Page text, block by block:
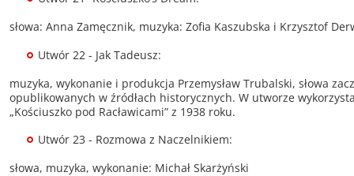
słowa: Anna Zamęcznik, muzyka: Zofia Kaszubska i Krzysztof
Utwór 22 - Jak Tadeusz:
muzyka, wykonanie i produkcja Przemysław Trubalski, słowa
opublikowanych w źródłach historycznych. W utworze
„Kościuszko pod Racławicami” z 1938 roku.
Utwór 23 - Rozmowa z Naczelnikiem:
słowa, muzyka, wykonanie: Michał Skarżyński